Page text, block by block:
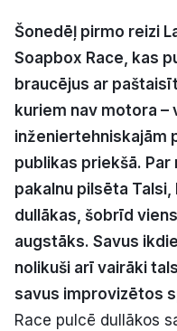
Politiskā
Par
Ziņo
Šonedēļ pirmo reizi
Soapbox Race, kas
braucējus ar
kuriem nav motora –
inženiertehniskajām
publikas priekšā.
pakalnu pilsēta Talsi,
dullākas, šobrīd
augstāks. Savus
nolikuši arī vairāki
savus improvizētos
Race pulcē dullākos